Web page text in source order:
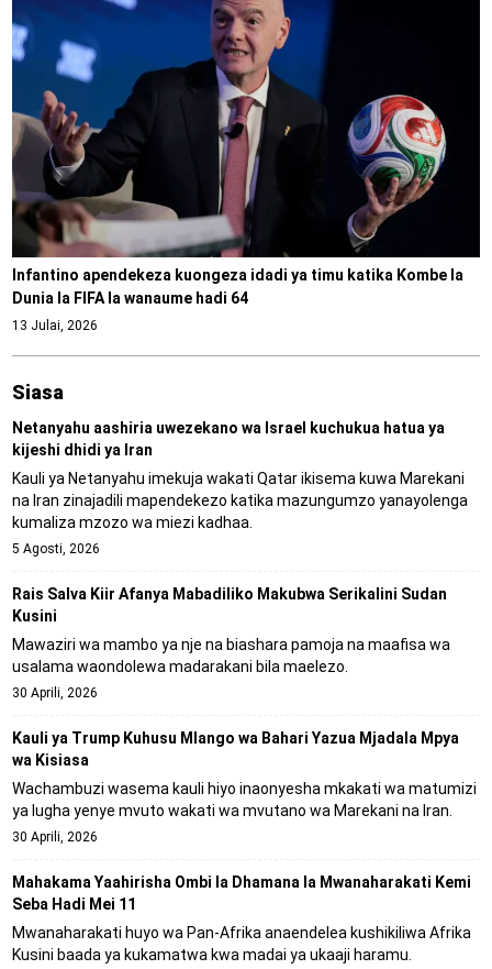
Infantino apendekeza kuongeza idadi ya timu katika Kombe la
Dunia la FIFA la wanaume hadi 64
13 Julai, 2026
Siasa
Netanyahu aashiria uwezekano wa Israel kuchukua hatua ya
kijeshi dhidi ya Iran
Kauli ya Netanyahu imekuja wakati Qatar ikisema kuwa Marekani
na Iran zinajadili mapendekezo katika mazungumzo yanayolenga
kumaliza mzozo wa miezi kadhaa.
5 Agosti, 2026
Rais Salva Kiir Afanya Mabadiliko Makubwa Serikalini Sudan
Kusini
Mawaziri wa mambo ya nje na biashara pamoja na maafisa wa
usalama waondolewa madarakani bila maelezo.
30 Aprili, 2026
Kauli ya Trump Kuhusu Mlango wa Bahari Yazua Mjadala Mpya
wa Kisiasa
Wachambuzi wasema kauli hiyo inaonyesha mkakati wa matumizi
ya lugha yenye mvuto wakati wa mvutano wa Marekani na Iran.
30 Aprili, 2026
Mahakama Yaahirisha Ombi la Dhamana la Mwanaharakati Kemi
Seba Hadi Mei 11
Mwanaharakati huyo wa Pan-Afrika anaendelea kushikiliwa Afrika
Kusini baada ya kukamatwa kwa madai ya ukaaji haramu.